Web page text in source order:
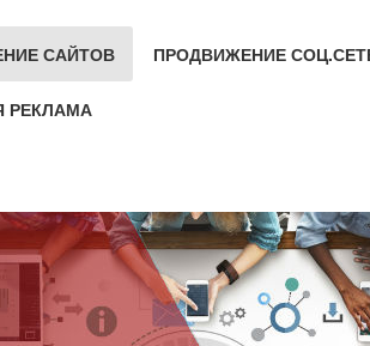
САЙТОВ ПРОДВИЖЕНИЕ
РЕКЛАМА